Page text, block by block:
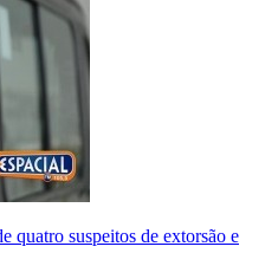
quatro suspeitos de extorsão e